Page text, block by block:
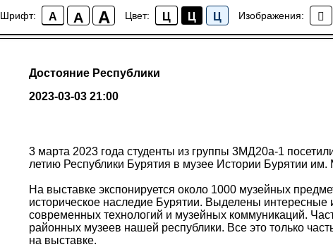
Шрифт: A A A Цвет: Ц Ц Ц Изображения:
Библиотека
Достояние Республики
2023-03-03 21:00
3 марта 2023 года студенты из группы 3МД20а-1
летию Республики Бурятия в музее Истории Бурятии
На выставке экспонируется около 1000 музейных
историческое наследие Бурятии. Выделены интересные
современных технологий и музейных коммуникаций.
районных музеев нашей республики. Все это только
на выставке.